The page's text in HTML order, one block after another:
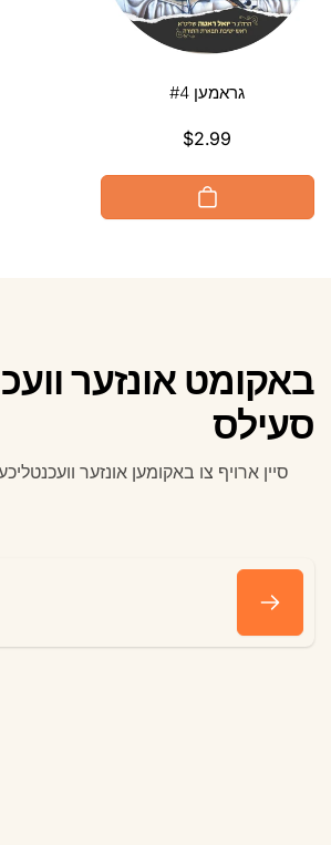
גראמען #4
געהעריגע
$2.99
באקומט אונזער
סעילס
סיין ארויף צו באקומען אונזער